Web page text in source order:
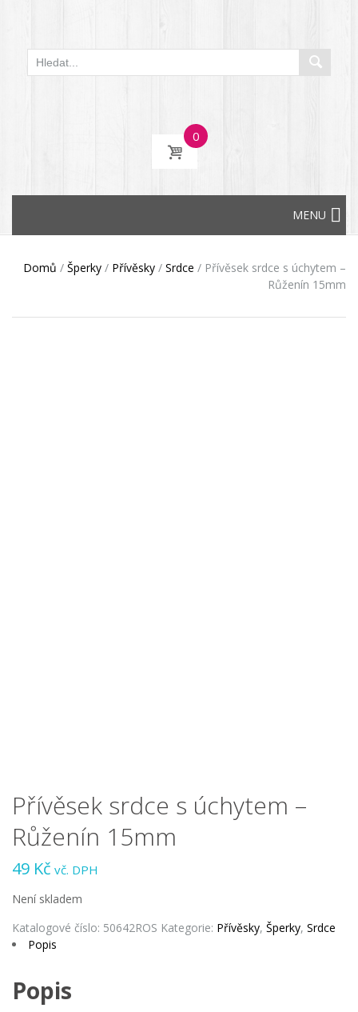
0
content
MENU
Domů / Šperky / Přívěsky / Srdce / Přívěsek srdce s úchytem –
Růženín 15mm
Přívěsek srdce s úchytem –
Růženín 15mm
49 Kč vč. DPH
Není skladem
Katalogové číslo: 50642ROS Kategorie: Přívěsky, Šperky, Srdce
Popis
Popis